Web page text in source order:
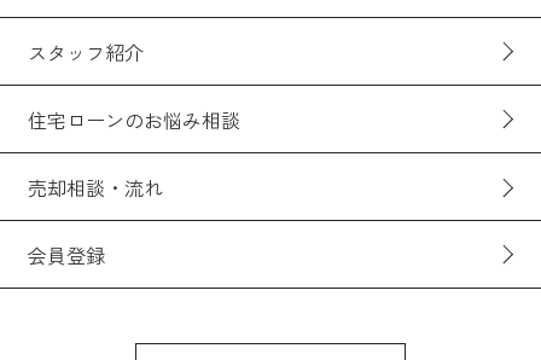
スタッフ紹介
住宅ローンのお悩み相談
売却相談・流れ
会員登録